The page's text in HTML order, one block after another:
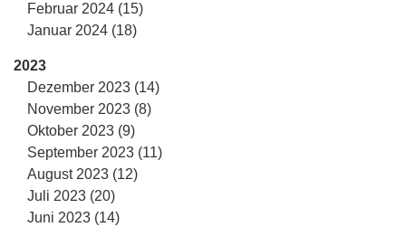
Februar 2024 (15)
Januar 2024 (18)
2023
Dezember 2023 (14)
November 2023 (8)
Oktober 2023 (9)
September 2023 (11)
August 2023 (12)
Juli 2023 (20)
Juni 2023 (14)